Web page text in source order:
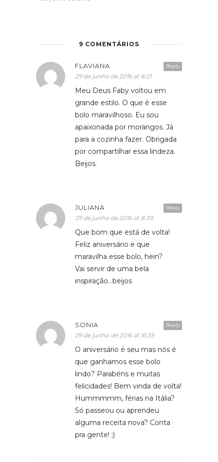
9 COMENTÁRIOS
Reply
FLAVIANA
29 de junho de 2016 at 8:21
Meu Deus Faby voltou em
grande estilo. O que é esse
bolo maravilhoso. Eu sou
apaixonada por morangos. Já
para a cozinha fazer. Obrigada
por compartilhar essa lindeza.
Beijos.
Reply
JULIANA
29 de junho de 2016 at 8:39
Que bom que está de volta!
Feliz aniversário e que
maravilha esse bolo, hein?
Vai servir de uma bela
inspiração…beijos
Reply
SONIA
29 de junho de 2016 at 16:35
O aniversário é seu mas nós é
que ganhamos esse bolo
lindo? Parabéns e muitas
felicidades! Bem vinda de volta!
Hummmmm, férias na Itália?
Só passeou ou aprendeu
alguma receita nova? Conta
pra gente! ;)